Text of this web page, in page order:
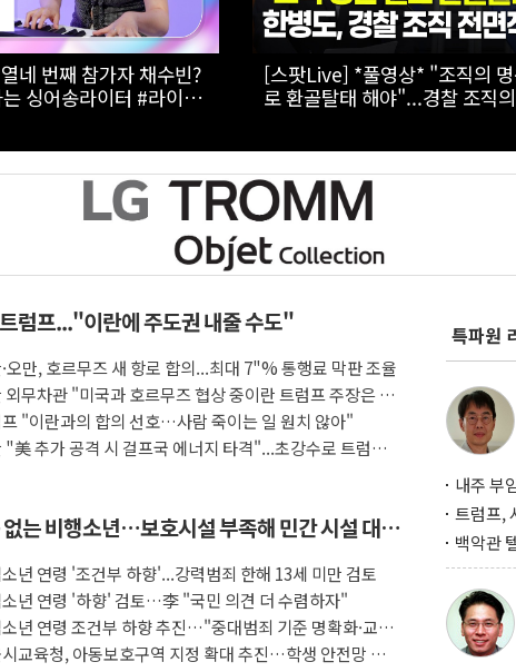
형사소송법학회, '검
붕괴인가' 긴급 세미나
[스팟Live] *풀영상* 장동혁, 형
李대통령에 "역대급 망언...대
럼프..."이란에 주도권 내줄 수도"
오만, 호르무즈 새 항로 합의...최대 7"% 통행료 막판 조율
외무차관 "미국과 호르무즈 협상 중이란 트럼프 주장은 거
"이란과의 합의 선호…사람 죽이는 일 원치 않아"
"美 추가 공격 시 걸프국 에너지 타격"...초강수로 트럼프
는 비행소년…보호시설 부족해 민간 시설 대신
년 연령 '조건부 하향'...강력범죄 한해 13세 미만 검토
년 연령 '하향' 검토…李 "국민 의견 더 수렴하자"
년 연령 조건부 하향 추진…"중대범죄 기준 명확화·교화
병행 필요"
교육청, 아동보호구역 지정 확대 추진…학생 안전망 통합
특파원
내주 부
행사서
트럼프,
구…원
위기
백악관
설 미리
겨